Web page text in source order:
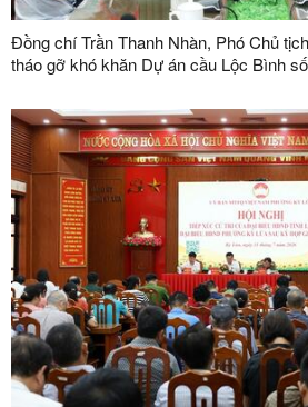
Đồng chí Trần Thanh Nhàn, Phó Chủ
tháo gỡ khó khăn Dự án cầu Lộc Bình